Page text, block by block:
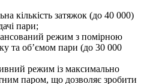
кількість затяжок (до 40 000)
пари;
режим з помірною
та об’ємом пари (до 30 000
режим із максимально
паром, що дозволяє зробити